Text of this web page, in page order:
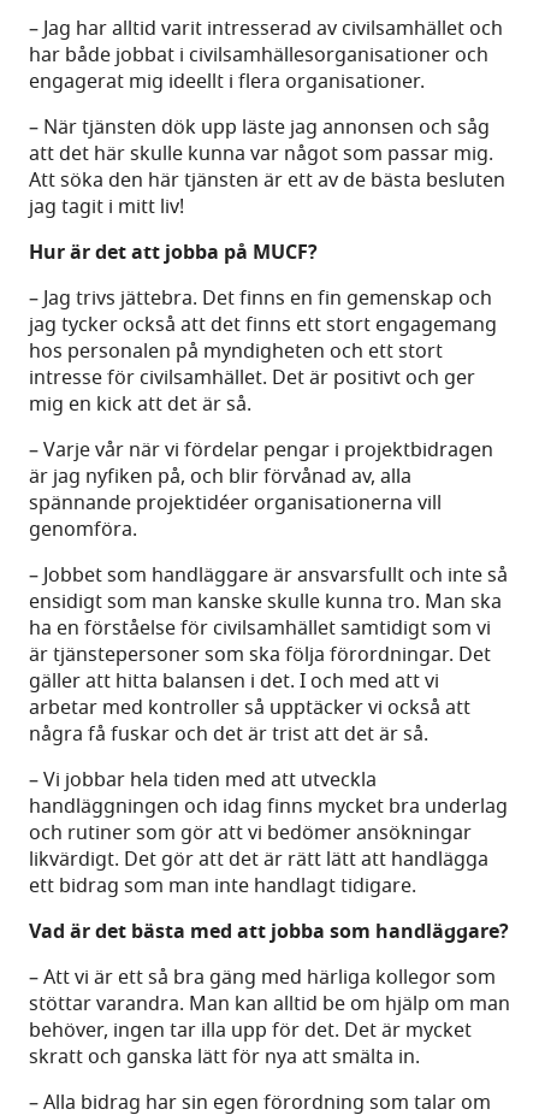
– Jag har alltid varit intresserad av civilsamhället och
har både jobbat i civilsamhällesorganisationer och
engagerat mig ideellt i flera organisationer.
– När tjänsten dök upp läste jag annonsen och såg
att det här skulle kunna var något som passar mig.
Att söka den här tjänsten är ett av de bästa besluten
jag tagit i mitt liv!
Hur är det att jobba på MUCF?
– Jag trivs jättebra. Det finns en fin gemenskap och
jag tycker också att det finns ett stort engagemang
hos personalen på myndigheten och ett stort
intresse för civilsamhället. Det är positivt och ger
mig en kick att det är så.
– Varje vår när vi fördelar pengar i projektbidragen
är jag nyfiken på, och blir förvånad av, alla
spännande projektidéer organisationerna vill
genomföra.
– Jobbet som handläggare är ansvarsfullt och inte så
ensidigt som man kanske skulle kunna tro. Man ska
ha en förståelse för civilsamhället samtidigt som vi
är tjänstepersoner som ska följa förordningar. Det
gäller att hitta balansen i det. I och med att vi
arbetar med kontroller så upptäcker vi också att
några få fuskar och det är trist att det är så.
– Vi jobbar hela tiden med att utveckla
handläggningen och idag finns mycket bra underlag
och rutiner som gör att vi bedömer ansökningar
likvärdigt. Det gör att det är rätt lätt att handlägga
ett bidrag som man inte handlagt tidigare.
Vad är det bästa med att jobba som handläggare?
– Att vi är ett så bra gäng med härliga kollegor som
stöttar varandra. Man kan alltid be om hjälp om man
behöver, ingen tar illa upp för det. Det är mycket
skratt och ganska lätt för nya att smälta in.
– Alla bidrag har sin egen förordning som talar om